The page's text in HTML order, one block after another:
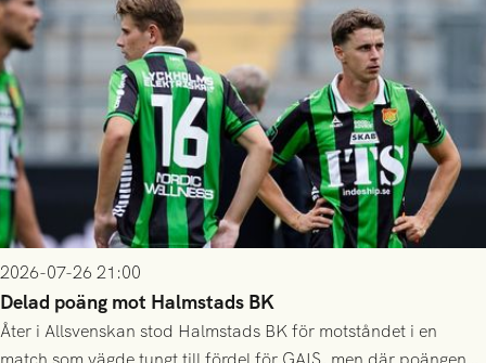
2026-07-26 21:00
Delad poäng mot Halmstads BK
Åter i Allsvenskan stod Halmstads BK för motståndet i en